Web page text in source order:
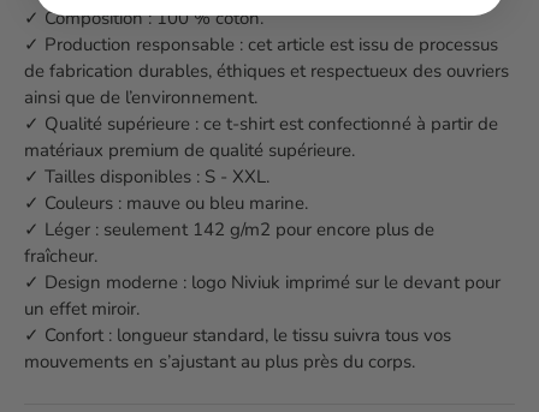
✓ Composition : 100 % coton.
✓ Production responsable : cet article est issu de processus
de fabrication durables, éthiques et respectueux des ouvriers
ainsi que de l’environnement.
✓ Qualité supérieure : ce t-shirt est confectionné à partir de
matériaux premium de qualité supérieure.
✓ Tailles disponibles : S - XXL.
✓ Couleurs : mauve ou bleu marine.
✓ Léger : seulement 142 g/m2 pour encore plus de
fraîcheur.
✓ Design moderne : logo Niviuk imprimé sur le devant pour
un effet miroir.
✓ Confort : longueur standard, le tissu suivra tous vos
mouvements en s’ajustant au plus près du corps.